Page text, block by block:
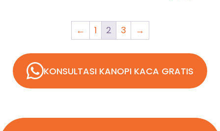
← 1 2 3 →
KONSULTASI KANOPI KACA GRATIS